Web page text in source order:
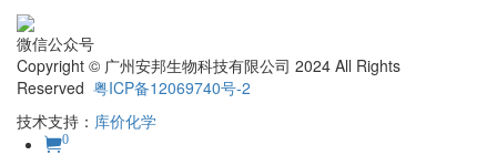
微信公众号
Copyright © 广州安邦生物科技有限公司 2024 All Rights
Reserved 粤ICP备12069740号-2
技术支持： 库价化学
0